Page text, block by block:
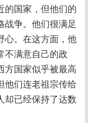
的国家，但他们的
战争。他们很满足
心。在这方面，他
不满意自己的政
方国家似乎被最高
他们连老祖宗传给
却已经保持了达数